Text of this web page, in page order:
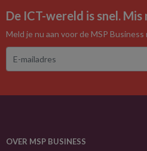
De ICT-wereld is snel. Mis
Meld je nu aan voor de MSP
OVER MSP BUSINESS